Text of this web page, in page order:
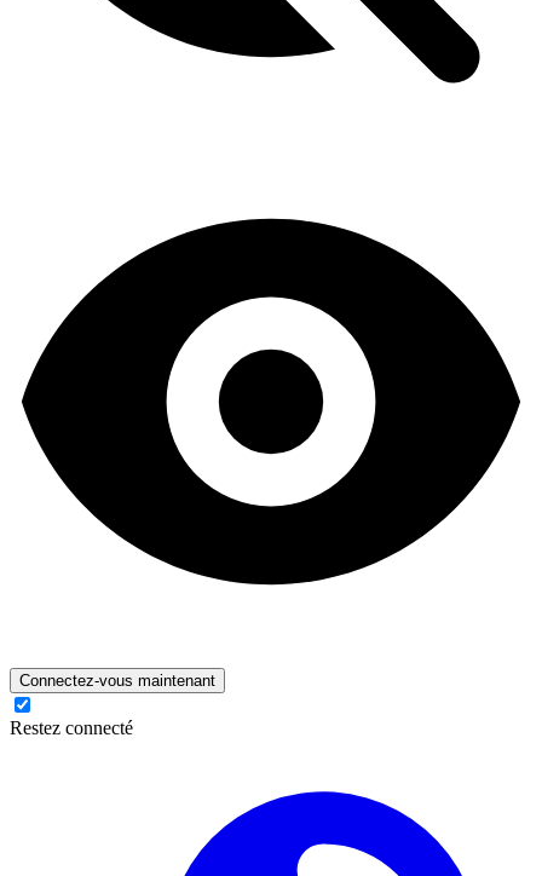
Connectez-vous maintenant
Restez connecté